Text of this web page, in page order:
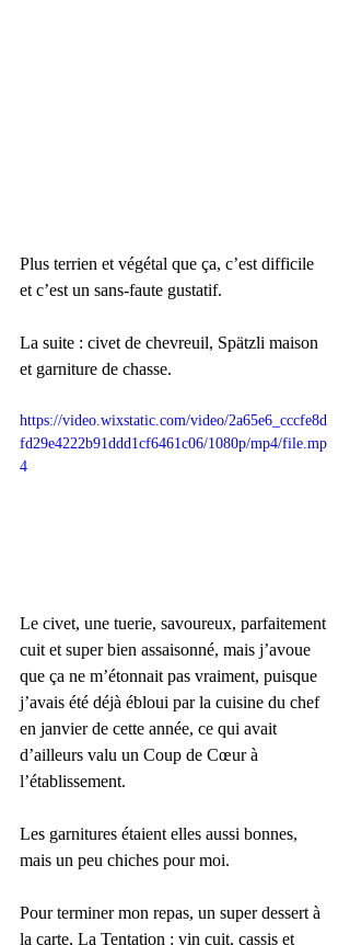
Plus terrien et végétal que ça, c’est difficile
et c’est un sans-faute gustatif.
La suite : civet de chevreuil, Spätzli maison
et garniture de chasse.
https://video.wixstatic.com/video/2a65e6_cccfe8d
fd29e4222b91ddd1cf6461c06/1080p/mp4/file.mp
4
Le civet, une tuerie, savoureux, parfaitement
cuit et super bien assaisonné, mais j’avoue
que ça ne m’étonnait pas vraiment, puisque
j’avais été déjà ébloui par la cuisine du chef
en janvier de cette année, ce qui avait
d’ailleurs valu un Coup de Cœur à
l’établissement.
Les garnitures étaient elles aussi bonnes,
mais un peu chiches pour moi.
Pour terminer mon repas, un super dessert à
la carte, La Tentation : vin cuit, cassis et